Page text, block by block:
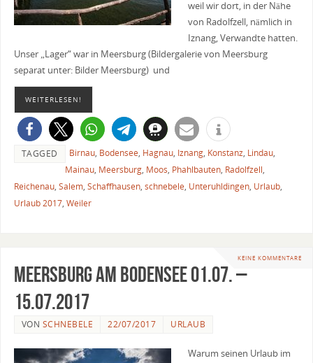
weil wir dort, in der Nähe
von Radolfzell, nämlich in
Iznang, Verwandte hatten.
Unser „Lager“ war in Meersburg (Bildergalerie von Meersburg
separat unter: Bilder Meersburg) und
WEITERLESEN!
TAGGED Birnau, Bodensee, Hagnau, Iznang, Konstanz, Lindau,
Mainau, Meersburg, Moos, Phahlbauten, Radolfzell,
Reichenau, Salem, Schaffhausen, schnebele, Unteruhldingen, Urlaub,
Urlaub 2017, Weiler
KEINE KOMMENTARE
Meersburg am Bodensee 01.07. –
15.07.2017
VON SCHNEBELE 22/07/2017 URLAUB
Warum seinen Urlaub im